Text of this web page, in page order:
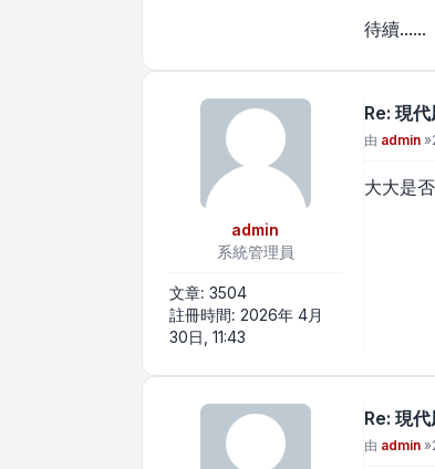
待續......
admin
系統管理員
文章: 3504
註冊時間: 2026年 4月
30日, 11:43
Re: 現
文章
由 admin »
大大是
Re: 現
文章
由 admin »